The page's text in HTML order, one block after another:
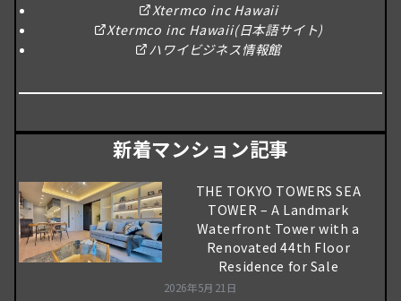
Xtermco inc Hawaii
Xtermco inc Hawaii(日本語サイト)
ハワイビジネス情報館
新着マンション記事
THE TOKYO TOWERS SEA
TOWER – A Landmark
Waterfront Tower with a
Renovated 44th Floor
Residence for Sale
2026年5月21日